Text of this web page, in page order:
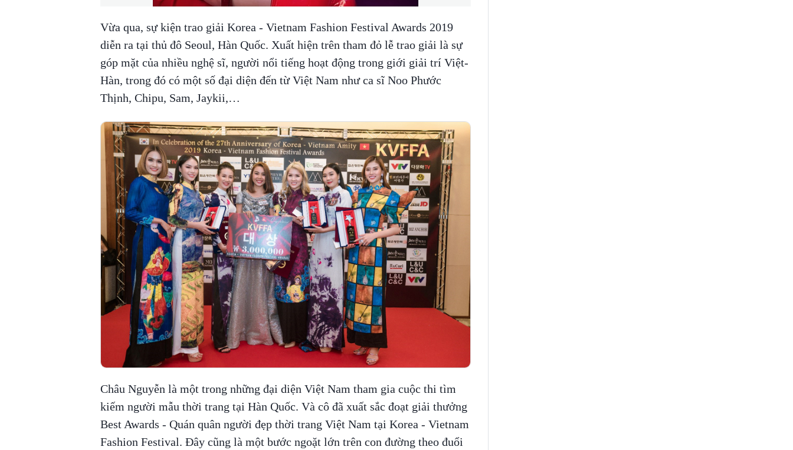
Vừa qua, sự kiện trao giải Korea - Vietnam Fashion Festival Awards 2019
diễn ra tại thủ đô Seoul, Hàn Quốc. Xuất hiện trên tham đỏ lễ trao giải là sự
góp mặt của nhiều nghệ sĩ, người nổi tiếng hoạt động trong giới giải trí Việt-
Hàn, trong đó có một số đại diện đến từ Việt Nam như ca sĩ Noo Phước
Thịnh, Chipu, Sam, Jaykii,…
Châu Nguyễn là một trong những đại diện Việt Nam tham gia cuộc thi tìm
kiếm người mẫu thời trang tại Hàn Quốc. Và cô đã xuất sắc đoạt giải thưởng
Best Awards - Quán quân người đẹp thời trang Việt Nam tại Korea - Vietnam
Fashion Festival. Đây cũng là một bước ngoặt lớn trên con đường theo đuổi